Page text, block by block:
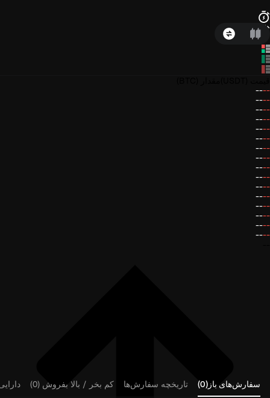
--
--
--
--
--
--
--
--
--
--
--
--
--
--
--
--
--
--
--
--
--
--
--
--
--
--
--
--
--
--
--
--
سفارش‌های باز(0) تاریخچه سفارش‌ها کم بخر / بالا بفروش (0)